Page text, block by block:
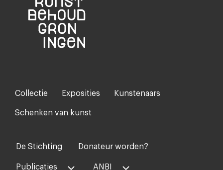
Footer-
menu
Collectie Exposities Kunstenaars
Schenken van kunst
Voet
midden
De Stichting Donateur worden?
Publicaties ANBI